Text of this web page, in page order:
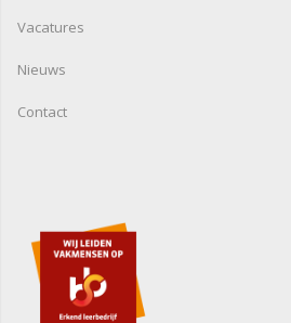
Vacatures
Nieuws
Contact